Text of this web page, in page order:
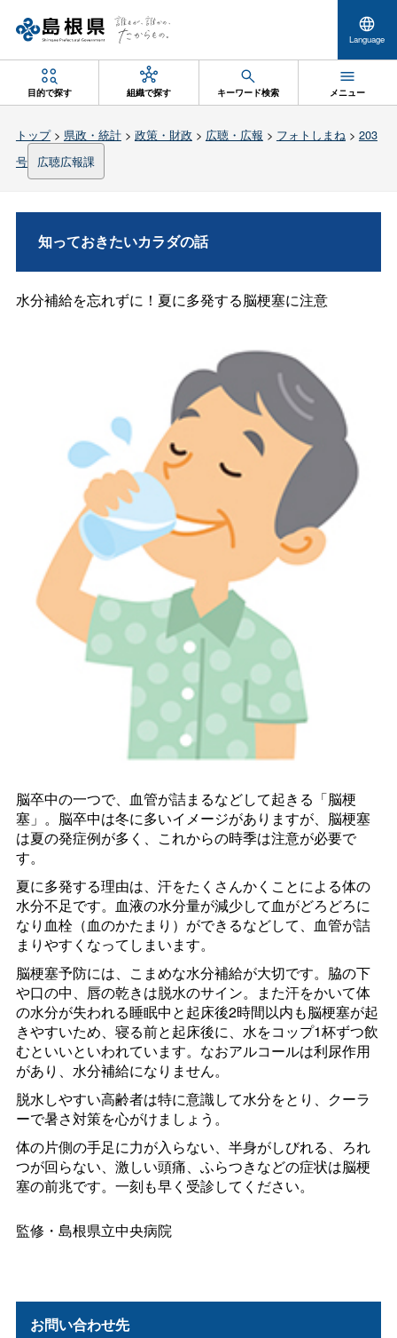
Language
目的で探す 組織で探す キーワード検索 メニュー
トップ> 県政・統計> 政策・財政 > 広聴・広報 > フォトしまね> 203
号
広聴広報課
知っておきたいカラダの話
水分補給を忘れずに！夏に多発する脳梗塞に注意
脳卒中の一つで、血管が詰まるなどして起きる「脳梗
塞」。脳卒中は冬に多いイメージがありますが、脳梗塞
は夏の発症例が多く、これからの時季は注意が必要で
す。
夏に多発する理由は、汗をたくさんかくことによる体の
水分不足です。血液の水分量が減少して血がどろどろに
なり血栓（血のかたまり）ができるなどして、血管が詰
まりやすくなってしまいます。
脳梗塞予防には、こまめな水分補給が大切です。脇の下
や口の中、唇の乾きは脱水のサイン。また汗をかいて体
の水分が失われる睡眠中と起床後2時間以内も脳梗塞が起
きやすいため、寝る前と起床後に、水をコップ1杯ずつ飲
むといいといわれています。なおアルコールは利尿作用
があり、水分補給になりません。
脱水しやすい高齢者は特に意識して水分をとり、クーラ
ーで暑さ対策を心がけましょう。
体の片側の手足に力が入らない、半身がしびれる、ろれ
つが回らない、激しい頭痛、ふらつきなどの症状は脳梗
塞の前兆です。一刻も早く受診してください。
監修・島根県立中央病院
お問い合わせ先